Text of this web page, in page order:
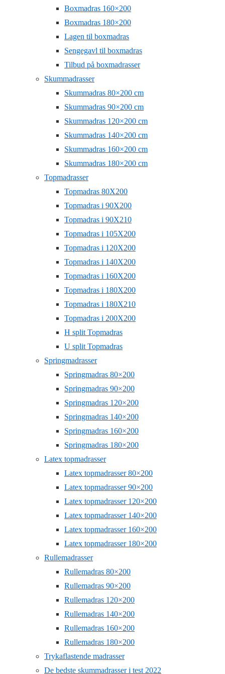
Boxmadras 160×200
Boxmadras 180×200
Lagen til boxmadras
Sengegavl til boxmadras
Tilbud på boxmadrasser
Skummadrasser
Skummadras 80×200 cm
Skummadras 90×200 cm
Skummadras 120×200 cm
Skummadras 140×200 cm
Skummadras 160×200 cm
Skummadras 180×200 cm
Topmadrasser
Topmadras 80X200
Topmadras i 90X200
Topmadras i 90X210
Topmadras i 105X200
Topmadras i 120X200
Topmadras i 140X200
Topmadras i 160X200
Topmadras i 180X200
Topmadras i 180X210
Topmadras i 200X200
H split Topmadras
U split Topmadras
Springmadrasser
Springmadras 80×200
Springmadras 90×200
Springmadras 120×200
Springmadras 140×200
Springmadras 160×200
Springmadras 180×200
Latex topmadrasser
Latex topmadrasser 80×200
Latex topmadrasser 90×200
Latex topmadrasser 120×200
Latex topmadrasser 140×200
Latex topmadrasser 160×200
Latex topmadrasser 180×200
Rullemadrasser
Rullemadras 80×200
Rullemadras 90×200
Rullemadras 120×200
Rullemadras 140×200
Rullemadras 160×200
Rullemadras 180×200
Trykaflastende madrasser
De bedste skummadrasser i test 2022